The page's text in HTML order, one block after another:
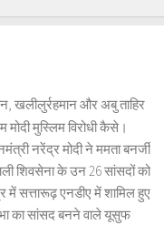
खलीलुर्रहमान और अबु ताहिर
मोदी मुस्लिम विरोधी कैसे।
नरेंद्र मोदी ने ममता बनर्जी
शिवसेना के उन 26 सांसदों को
में सत्तारूढ़ एनडीए में शामिल हुए
का सांसद बनने वाले यूसुफ